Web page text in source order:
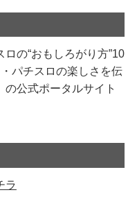
の“おもしろがり方”10
パチスロの楽しさを伝
の公式ポータルサイト
ラ